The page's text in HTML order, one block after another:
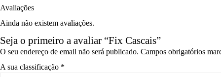
Avaliações
Ainda não existem avaliações.
Seja o primeiro a avaliar “Fix Cascais”
O seu endereço de email não será publicado. Campos obrigatórios
A sua classificação *